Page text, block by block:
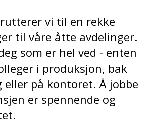
vi til en rekke
til våre åtte avdelinger.
som er hel ved - enten
i produksjon, bak
på kontoret. Å jobbe
er spennende og